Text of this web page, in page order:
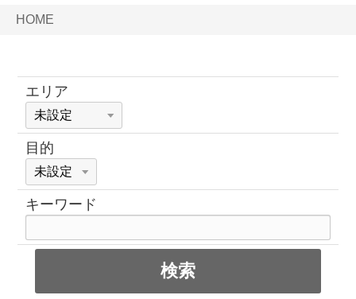
HOME
エリア
目的
キーワード